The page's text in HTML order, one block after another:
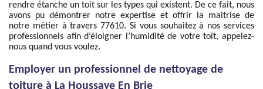
rendre étanche un toit sur les types qui existent. De ce fait, nous
avons pu démontrer notre expertise et offrir la maitrise de
notre métier à travers 77610. Si vous souhaitez à nos services
professionnels afin d’éloigner l’humidité de votre toit, appelez-
nous quand vous voulez.
Employer un professionnel de nettoyage de
toiture à La Houssaye En Brie